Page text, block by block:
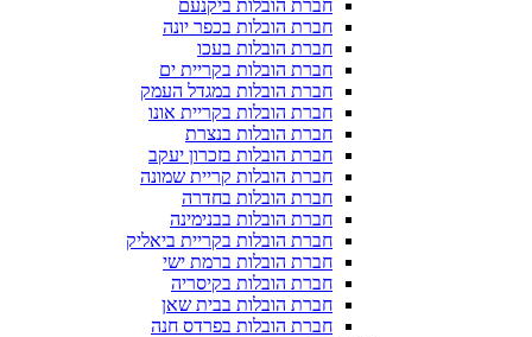
חברת הובלות ביקנעם
חברת הובלות בכפר יונה
חברת הובלות בעכו
חברת הובלות בקריית ים
חברת הובלות במגדל העמק
חברת הובלות בקריית אונו
חברת הובלות בנצרת
חברת הובלות בזכרון יעקב
חברת הובלות קריית שמונה
חברת הובלות בחדרה
חברת הובלות בבנימינה
חברת הובלות בקריית ביאליק
חברת הובלות ברמת ישי
חברת הובלות בקיסריה
חברת הובלות בבית שאן
חברת הובלות בפרדס חנה